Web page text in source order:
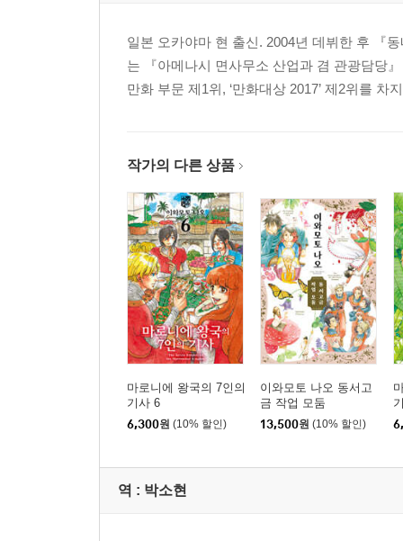
일본 오카야마 현 출신. 2004년 데뷔한 후 『
는 『아메나시 면사무소 산업과 겸 관광담당
만화 부문 제1위, ‘만화대상 2017’ 제2위를
작가의 다른 상품
마로니에 왕국의 7인의
기사 6
6,300원 (10% 할인)
이와모토 나오 동서고
금 작업 모둠
13,500원 (10% 할인)
역 : 박소현